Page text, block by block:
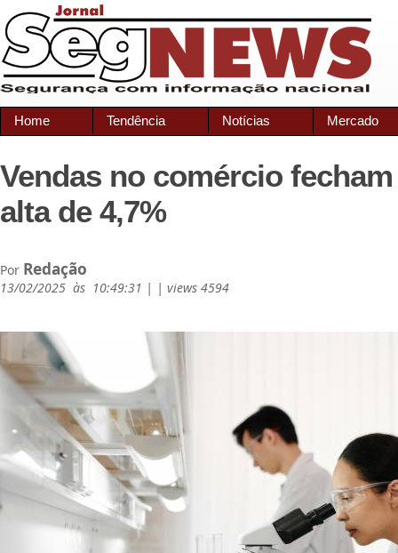
Home Tendência Notícias Mercado
Vendas no comércio
alta de 4,7%
Por Redação
13/02/2025 às 10:49:31 | | views 4594